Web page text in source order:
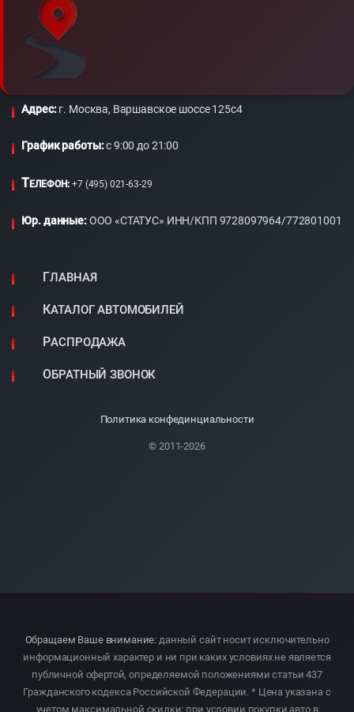
Адрес:г. Москва, Варшавское шоссе 125с4
График работы:c 9:00 до 21:00
ТЕЛЕФОН: +7 (495) 021-63-29
Юр. данные:ООО «СТАТУС» ИНН/КПП 9728097964/772801001
ГЛАВНАЯ
КАТАЛОГ АВТОМОБИЛЕЙ
РАСПРОДАЖА
ОБРАТНЫЙ ЗВОНОК
Политика конфединциальности
© 2011-2026
Обращаем Ваше внимание:данный сайт носит исключительно
информационный характер и ни при каких условиях не является
публичной офертой, определяемой положениями статьи 437
Гражданского кодекса Российской Федерации. * Цена указана с
учетом максимальной скидки: при условии покупки авто в